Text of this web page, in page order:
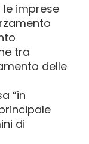
le imprese
tra
delle
“in
di